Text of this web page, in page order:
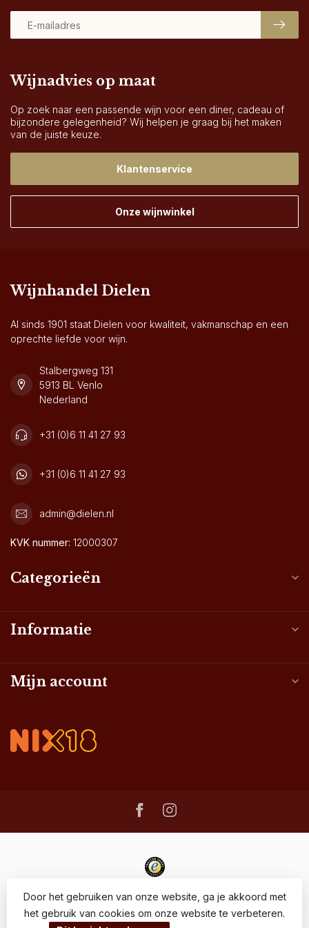
Wijnadvies op maat
Op zoek naar een passende wijn voor een diner, cadeau of
bijzondere gelegenheid? Wij helpen je graag bij het maken
van de juiste keuze.
Klantenservice
Onze wijnwinkel
Wijnhandel Dielen
Al sinds 1901 staat Dielen voor kwaliteit, vakmanschap en een
oprechte liefde voor wijn.
Stalbergweg 131
5913 BL Venlo
Nederland
+31 (0)6 11 41 27 93
+31 (0)6 11 41 27 93
admin@dielen.nl
KVK nummer: 12000307
Categorieën
Informatie
Mijn account
Door het gebruiken van onze website, ga je akkoord met
het gebruik van cookies om onze website te verbeteren.